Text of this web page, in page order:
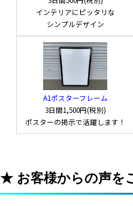
白色の本体が展示会で
折りたたみ式で組み
全国最安値を目指し
長期レンタルの場合
きますので、お気軽に
この商品の注意事項
インテリアにピッタリな
シンプルデザイン
A1ポスターフレーム
3日間1,500円(税別)
ポスターの掲示で活躍します！
★ お客様からの声を